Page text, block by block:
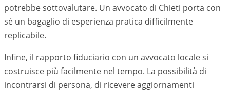
potrebbe sottovalutare. Un avvocato di Chieti porta con
sé un bagaglio di esperienza pratica difficilmente
replicabile.
Infine, il rapporto fiduciario con un avvocato locale si
costruisce più facilmente nel tempo. La possibilità di
incontrarsi di persona, di ricevere aggiornamenti